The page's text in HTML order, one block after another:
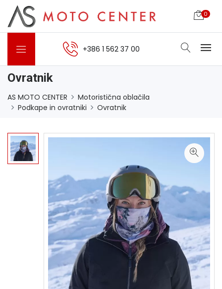
0
+386 1 562 37 00
Ovratnik
AS MOTO CENTER
Motoristična oblačila
Podkape in ovratniki
Ovratnik